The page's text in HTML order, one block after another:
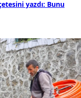
yazdı: Bunu